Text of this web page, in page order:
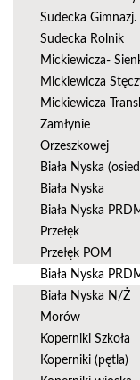
Sudecka Gimnazj.
Sudecka Rolnik
Mickiewicza-
Mickiewicza
Mickiewicza
Zamłynie
Orzeszkowej
Biała Nyska
Biała Nyska
Biała Nyska
Przełęk
Przełęk POM
Biała Nyska
Biała Nyska N/Ż
Morów
Koperniki Szkoła
Koperniki (pętla)